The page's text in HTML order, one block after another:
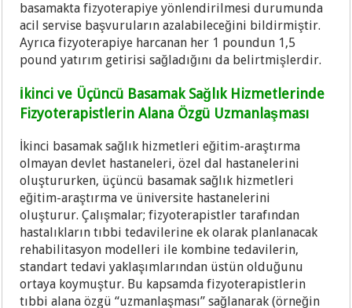
basamakta fizyoterapiye yönlendirilmesi durumunda
acil servise başvuruların azalabileceğini bildirmiştir.
Ayrıca fizyoterapiye harcanan her 1 poundun 1,5
pound yatırım getirisi sağladığını da belirtmişlerdir.
İkinci ve Üçüncü Basamak Sağlık Hizmetlerinde
Fizyoterapistlerin Alana Özgü Uzmanlaşması
İkinci basamak sağlık hizmetleri eğitim-araştırma
olmayan devlet hastaneleri, özel dal hastanelerini
oluştururken, üçüncü basamak sağlık hizmetleri
eğitim-araştırma ve üniversite hastanelerini
oluşturur. Çalışmalar; fizyoterapistler tarafından
hastalıkların tıbbi tedavilerine ek olarak planlanacak
rehabilitasyon modelleri ile kombine tedavilerin,
standart tedavi yaklaşımlarından üstün olduğunu
ortaya koymuştur. Bu kapsamda fizyoterapistlerin
tıbbi alana özgü “uzmanlaşması” sağlanarak (örneğin